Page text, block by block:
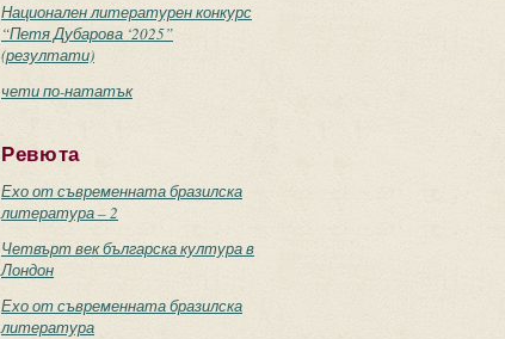
Национален литературен конкурс
“Петя Дубарова ‘2025”
(резултати)
чети по-нататък
Ревюта
Ехо от съвременната бразилска
литература – 2
Четвърт век българска култура в
Лондон
Ехо от съвременната бразилска
литература